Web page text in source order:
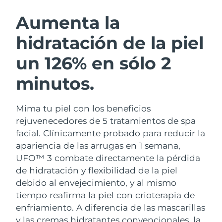
Aumenta la
hidratación de la piel
un 126% en sólo 2
minutos.
Mima tu piel con los beneficios
rejuvenecedores de 5 tratamientos de spa
facial. Clínicamente probado para reducir la
apariencia de las arrugas en 1 semana,
UFO™ 3 combate directamente la pérdida
de hidratación y flexibilidad de la piel
debido al envejecimiento, y al mismo
tiempo reafirma la piel con crioterapia de
enfriamiento. A diferencia de las mascarillas
y las cremas hidratantes convencionales, la
Limpieza facial
LUNA™ 4 pack
Anti-aging massage
LUNA™ 4 Plus
Massage, LED heating
LUNA™ 4 Men
For men, anti-aging massage
Lifting facial
BEAR™ 2 pack
Microcurrent toning
BEAR™ 2 go
Microcurrent toning on-the-go
BEAR™ 2 eyes & lips
Microcurrent line smoothing device
Hidratación
UFO™ 3 pack
Deep facial hydration
UFO™ 3 LED
Near-infrared and red light therapy
device
Cuidado bucal
issa™ 4
Hybrid silicone sonic toothbrush
issa™ 4 plus
Smart hybrid silicone sonic toothbrush
TRATAMIENTO ANTIEDAD FAQ™
Antiedad Tratamientos LED
NEW
Austria
Baréin Entrega prevista 11/08/2026
Bélgica Entrega prevista10/08/2026
Bermudas
Bosnia y Herzegovina Entrega prevista
Brunéi Entrega prevista15/08/2026
Bulgaria Entrega prevista10/08/2026
Canadá Entrega prevista
Chile Entrega prevista14/08/2026